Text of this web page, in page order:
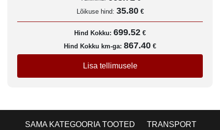
Lõikuse hind: 35.80 €
Hind Kokku: 699.52 €
Hind Kokku km-ga: 867.40 €
Lisa tellimusele
SAMA KATEGOORIA TOOTED TRANSPORT